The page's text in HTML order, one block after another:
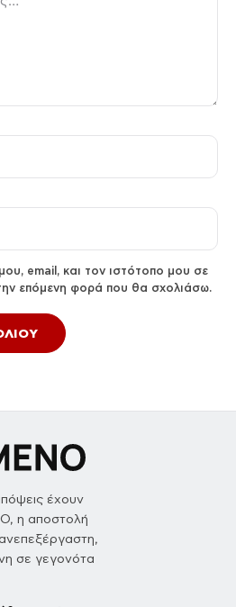
email, και τον ιστότοπο μου σε
επόμενη φορά που θα σχολιάσω.
έχουν
η αποστολή
σε γεγονότα